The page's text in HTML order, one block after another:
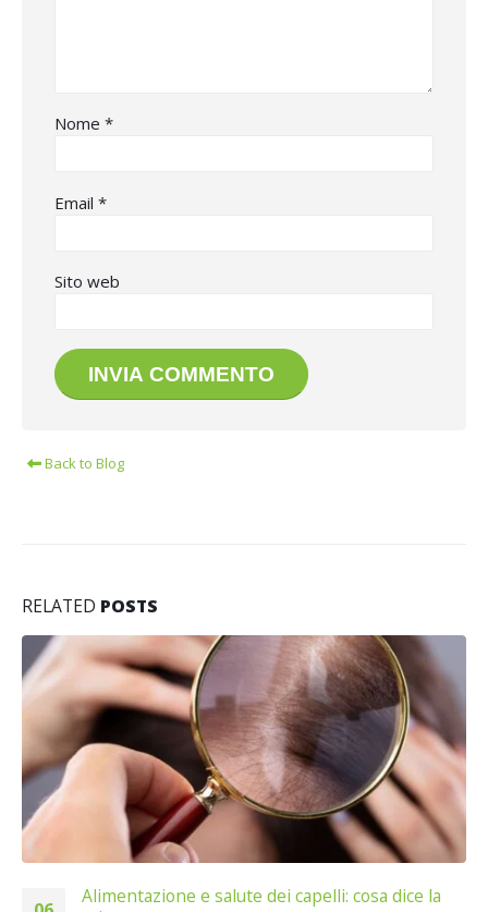
Nome *
Email *
Sito web
Back to Blog
RELATED POSTS
Alimentazione e salute dei capelli: cosa dice la